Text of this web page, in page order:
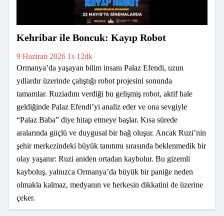
Kehribar ile Boncuk: Kayıp Robot
9 Haziran 2026 1s 12dk
Ormanya’da yaşayan bilim insanı Palaz Efendi, uzun
yıllardır üzerinde çalıştığı robot projesini sonunda
tamamlar. Ruziadını verdiği bu gelişmiş robot, aktif hale
geldiğinde Palaz Efendi’yi analiz eder ve ona sevgiyle
“Palaz Baba” diye hitap etmeye başlar. Kısa sürede
aralarında güçlü ve duygusal bir bağ oluşur. Ancak Ruzi’nin
şehir merkezindeki büyük tanıtımı sırasında beklenmedik bir
olay yaşanır: Ruzi aniden ortadan kaybolur. Bu gizemli
kayboluş, yalnızca Ormanya’da büyük bir paniğe neden
olmakla kalmaz, medyanın ve herkesin dikkatini de üzerine
çeker.